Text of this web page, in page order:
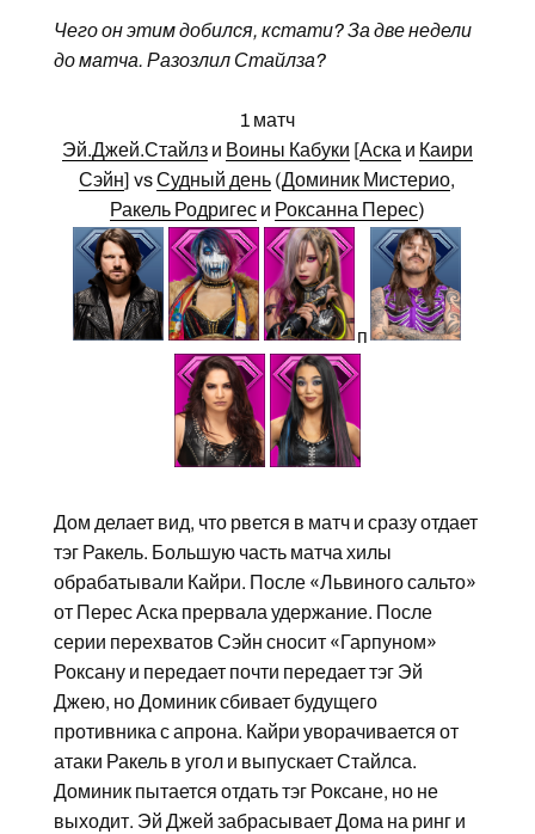
Чего он этим добился, кстати? За две недели
до матча. Разозлил Стайлза?
1 матч
Эй.Джей.Стайлзи Воины Кабуки [Аска и Каири
Сэйн] vsСудный день (Доминик Мистерио,
Ракель Родригеси Роксанна Перес)
п
Дом делает вид, что рвется в матч и сразу отдает
тэг Ракель. Большую часть матча хилы
обрабатывали Кайри. После «Львиного сальто»
от Перес Аска прервала удержание. После
серии перехватов Сэйн сносит «Гарпуном»
Роксану и передает почти передает тэг Эй
Джею, но Доминик сбивает будущего
противника с апрона. Кайри уворачивается от
атаки Ракель в угол и выпускает Стайлса.
Доминик пытается отдать тэг Роксане, но не
выходит. Эй Джей забрасывает Дома на ринг и